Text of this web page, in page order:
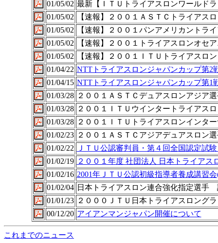
01/05/02 最新【ＩＴＵトライアスロンワールド
01/05/02
【速報】２００１ＡＳＴＣトライアス
01/05/02
【速報】２００１パンアメリカントラ
01/05/02
【速報】２００１トライアスロンオセ
01/05/02
【速報】２００１ＩＴＵトライアスロ
01/04/22 NTTトライアスロンジャパンカップ第
01/04/15 NTTトライアスロンジャパンカップ第
01/03/28
２００１ＡＳＴＣデュアスロンアジア
01/03/28
２００１ＩＴＵウインタートライアス
01/03/28
２００１ＩＴＵトライアスロンインタ
01/02/23
２００１ＡＳＴＣアジアデュアスロン
01/02/22
ＪＴＵ公認審判員・第４回全国認定試
01/02/19
２００１年度 社団法人 日本トライアス
01/02/16 2001年ＪＴＵ公認初級指導者養成講習
01/02/04 日本トライアスロン連合強化指定選
01/01/23
２０００ＪＴＵ日本トライアスロング
00/12/20 アイアンマンジャパン開催について
これまでのニュース